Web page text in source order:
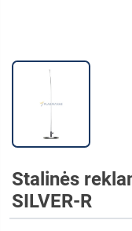
Stalinės
SILVER-R